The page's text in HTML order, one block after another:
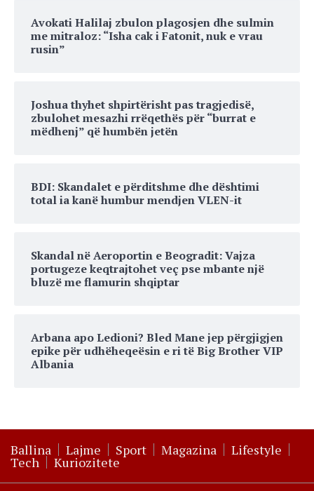
Avokati Halilaj zbulon plagosjen dhe sulmin
me mitraloz: “Isha cak i Fatonit, nuk e vrau
rusin”
Joshua thyhet shpirtërisht pas tragjedisë,
zbulohet mesazhi rrëqethës për “burrat e
mëdhenj” që humbën jetën
BDI: Skandalet e përditshme dhe dështimi
total ia kanë humbur mendjen VLEN-it
Skandal në Aeroportin e Beogradit: Vajza
portugeze keqtrajtohet veç pse mbante një
bluzë me flamurin shqiptar
Arbana apo Ledioni? Bled Mane jep përgjigjen
epike për udhëheqeësin e ri të Big Brother VIP
Albania
Ballina Lajme Sport Magazina Lifestyle
Tech Kuriozitete